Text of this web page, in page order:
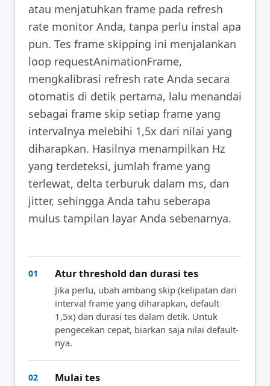
atau menjatuhkan frame pada refresh
rate monitor Anda, tanpa perlu instal apa
pun. Tes frame skipping ini menjalankan
loop requestAnimationFrame,
mengkalibrasi refresh rate Anda secara
otomatis di detik pertama, lalu menandai
sebagai frame skip setiap frame yang
intervalnya melebihi 1,5x dari nilai yang
diharapkan. Hasilnya menampilkan Hz
yang terdeteksi, jumlah frame yang
terlewat, delta terburuk dalam ms, dan
jitter, sehingga Anda tahu seberapa
mulus tampilan layar Anda sebenarnya.
01 Atur threshold dan durasi tes
Jika perlu, ubah ambang skip (kelipatan dari
interval frame yang diharapkan, default
1,5x) dan durasi tes dalam detik. Untuk
pengecekan cepat, biarkan saja nilai default-
nya.
02 Mulai tes